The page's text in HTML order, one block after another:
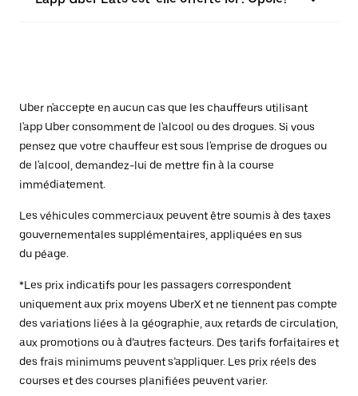
Uber n'accepte en aucun cas que les chauffeurs utilisant
l'app Uber consomment de l'alcool ou des drogues. Si vous
pensez que votre chauffeur est sous l'emprise de drogues ou
de l'alcool, demandez-lui de mettre fin à la course
immédiatement.
Les véhicules commerciaux peuvent être soumis à des taxes
gouvernementales supplémentaires, appliquées en sus
du péage.
*Les prix indicatifs pour les passagers correspondent
uniquement aux prix moyens UberX et ne tiennent pas compte
des variations liées à la géographie, aux retards de circulation,
aux promotions ou à d’autres facteurs. Des tarifs forfaitaires et
des frais minimums peuvent s’appliquer. Les prix réels des
courses et des courses planifiées peuvent varier.